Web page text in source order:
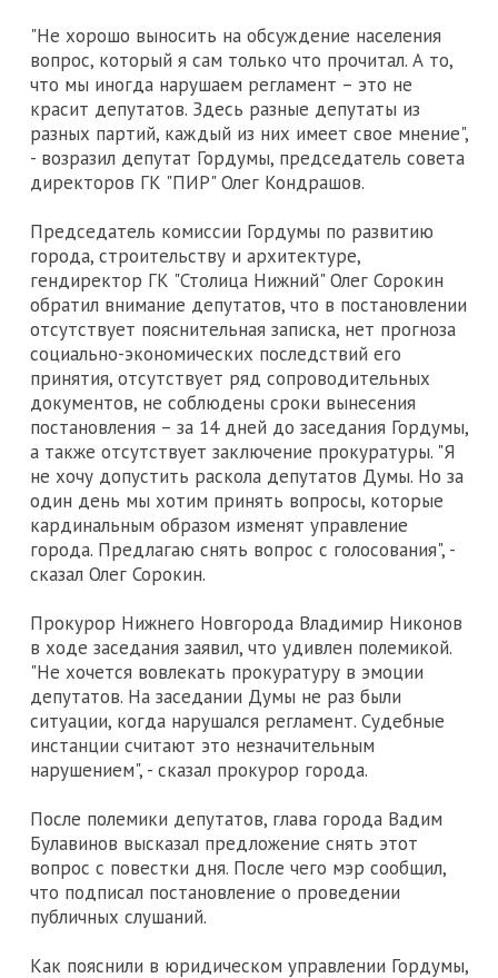
"Не хорошо выносить на обсуждение населения
вопрос, который я сам только что прочитал. А то,
что мы иногда нарушаем регламент – это не
красит депутатов. Здесь разные депутаты из
разных партий, каждый из них имеет свое мнение",
- возразил депутат Гордумы, председатель совета
директоров ГК "ПИР" Олег Кондрашов.
Председатель комиссии Гордумы по развитию
города, строительству и архитектуре,
гендиректор ГК "Столица Нижний" Олег Сорокин
обратил внимание депутатов, что в постановлении
отсутствует пояснительная записка, нет прогноза
социально-экономических последствий его
принятия, отсутствует ряд сопроводительных
документов, не соблюдены сроки вынесения
постановления – за 14 дней до заседания Гордумы,
а также отсутствует заключение прокуратуры. "Я
не хочу допустить раскола депутатов Думы. Но за
один день мы хотим принять вопросы, которые
кардинальным образом изменят управление
города. Предлагаю снять вопрос с голосования", -
сказал Олег Сорокин.
Прокурор Нижнего Новгорода Владимир Никонов
в ходе заседания заявил, что удивлен полемикой.
"Не хочется вовлекать прокуратуру в эмоции
депутатов. На заседании Думы не раз были
ситуации, когда нарушался регламент. Судебные
инстанции считают это незначительным
нарушением", - сказал прокурор города.
После полемики депутатов, глава города Вадим
Булавинов высказал предложение снять этот
вопрос с повестки дня. После чего мэр сообщил,
что подписал постановление о проведении
публичных слушаний.
Как пояснили в юридическом управлении Гордумы,